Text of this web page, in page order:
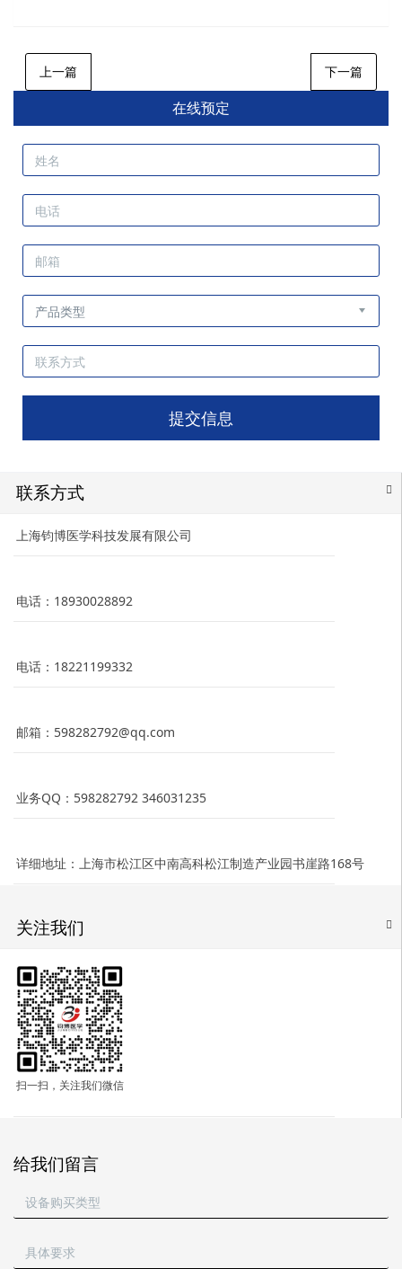
上一篇 下一篇
在线预定
提交信息
联系方式
上海钧博医学科技发展有限公司
电话：18930028892
电话：18221199332
邮箱：598282792@qq.com
业务QQ：598282792 346031235
详细地址：上海市松江区中南高科松江制造产业园书崖路168号
关注我们
扫一扫，关注我们微信
给我们留言